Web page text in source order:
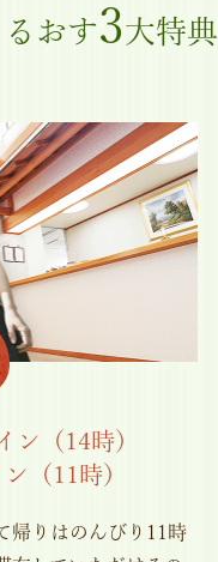
おす3大特典
ン（14時）
（11時）
帰りはのんびり11時